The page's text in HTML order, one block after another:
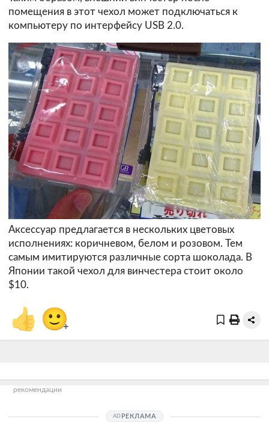
помещения в этот чехол может подключаться к
компьютеру по интерфейсу USB 2.0.
Аксессуар предлагается в нескольких цветовых
исполнениях: коричневом, белом и розовом. Тем
самым имитируются различные сорта шоколада. В
Японии такой чехол для винчестера стоит около
$10.
👍 🙂+
рекомендации
РЕКЛАМА